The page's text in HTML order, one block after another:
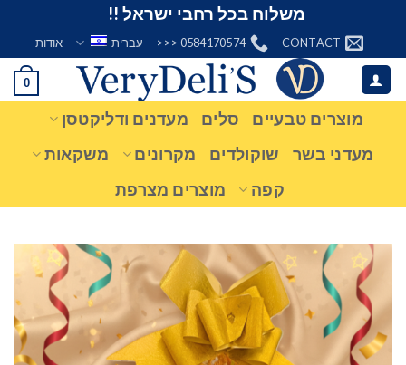
content
משלוח בכל רחבי ישראל !!
CONTACT
0584170574 <<< עברית אודות
0
מוצרים טבעיים סלים
מעדנים ודליקטסן
מעדני בשר
שוקולדים מקרונים
משקאות
קפה
מוצרים מצרפת